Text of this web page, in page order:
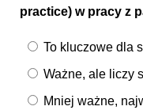
practice) w pracy z
To kluczowe dla
Ważne, ale liczy
Mniej ważne,